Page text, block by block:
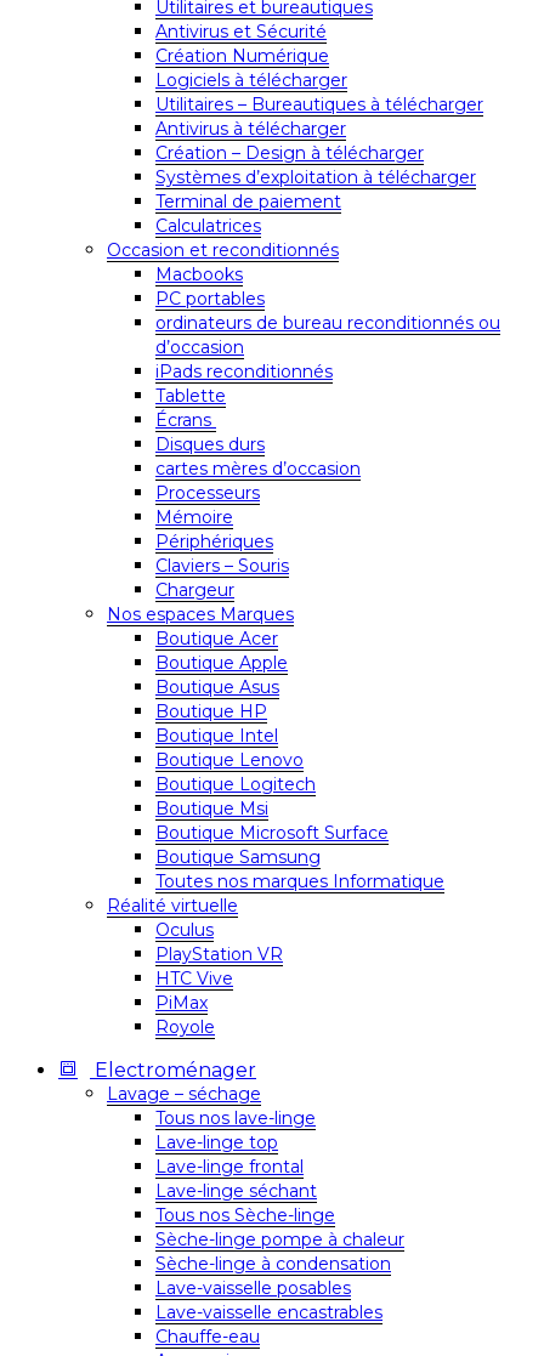
Utilitaires et bureautiques
Antivirus et Sécurité
Création Numérique
Logiciels à télécharger
Utilitaires – Bureautiques à télécharger
Antivirus à télécharger
Création – Design à télécharger
Systèmes d’exploitation à télécharger
Terminal de paiement
Calculatrices
Occasion et reconditionnés
Macbooks
PC portables
ordinateurs de bureau reconditionnés ou
d’occasion
iPads reconditionnés
Tablette
Écrans
Disques durs
cartes mères d’occasion
Processeurs
Mémoire
Périphériques
Claviers – Souris
Chargeur
Nos espaces Marques
Boutique Acer
Boutique Apple
Boutique Asus
Boutique HP
Boutique Intel
Boutique Lenovo
Boutique Logitech
Boutique Msi
Boutique Microsoft Surface
Boutique Samsung
Toutes nos marques Informatique
Réalité virtuelle
Oculus
PlayStation VR
HTC Vive
PiMax
Royole
Electroménager
Lavage – séchage
Tous nos lave-linge
Lave-linge top
Lave-linge frontal
Lave-linge séchant
Tous nos Sèche-linge
Sèche-linge pompe à chaleur
Sèche-linge à condensation
Lave-vaisselle posables
Lave-vaisselle encastrables
Chauffe-eau